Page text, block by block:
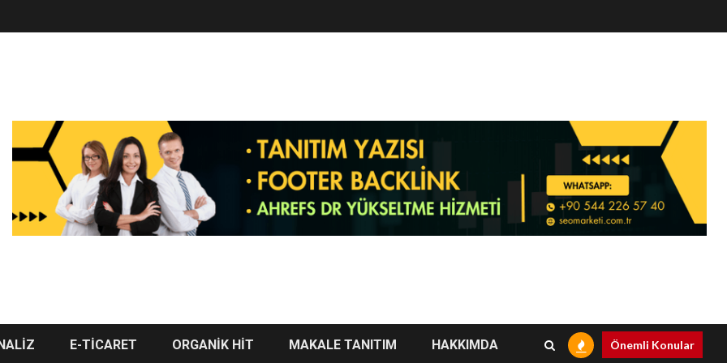
E-TİCARET ORGANİK HİT MAKALE TANITIM HAKKIMDA Önemli Konular